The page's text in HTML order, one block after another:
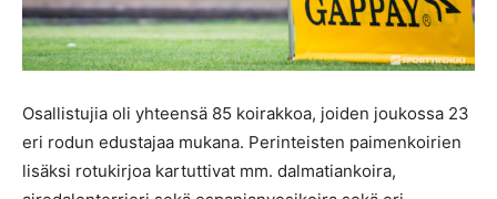
Osallistujia oli yhteensä 85 koirakkoa, joiden joukossa 23
eri rodun edustajaa mukana. Perinteisten paimenkoirien
lisäksi rotukirjoa kartuttivat mm. dalmatiankoira,